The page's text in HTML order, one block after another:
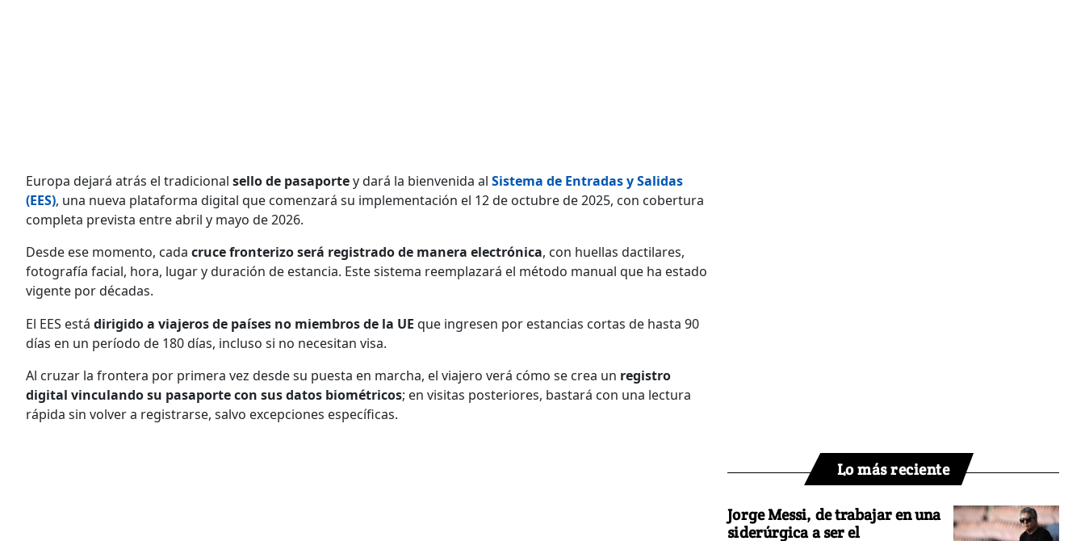
Europa dejará atrás el tradicional sello de pasaportey dará la bienvenida al Sistema de Entradas y Salidas
(EES), una nueva plataforma digital que comenzará su implementación el 12 de octubre de 2025, con cobertura
completa prevista entre abril y mayo de 2026.
Desde ese momento, cada cruce fronterizo será registrado de manera electrónica, con huellas dactilares,
fotografía facial, hora, lugar y duración de estancia. Este sistema reemplazará el método manual que ha estado
vigente por décadas.
El EES está dirigido a viajeros de países no miembros de la UE que ingresen por estancias cortas de hasta 90
días en un período de 180 días, incluso si no necesitan visa.
Al cruzar la frontera por primera vez desde su puesta en marcha, el viajero verá cómo se crea un registro
digital vinculando su pasaporte con sus datos biométricos; en visitas posteriores, bastará con una lectura
rápida sin volver a registrarse, salvo excepciones específicas.
Lo más reciente
Jorge Messi, de trabajar en una
siderúrgica a ser el